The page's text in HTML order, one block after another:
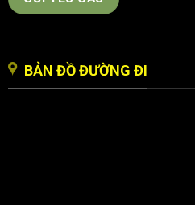
BẢN ĐỒ ĐƯỜNG ĐI